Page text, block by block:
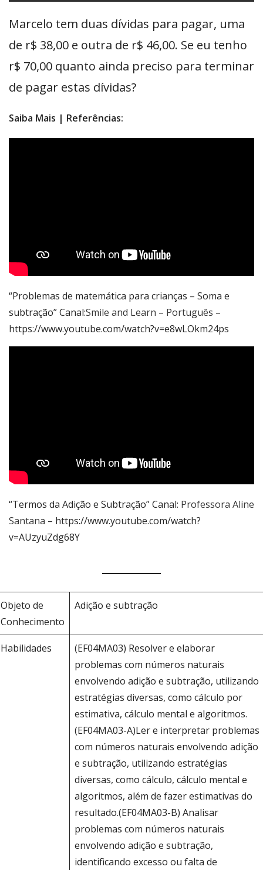
Marcelo tem duas dívidas para pagar, uma
de r$ 38,00 e outra de r$ 46,00. Se eu tenho
r$ 70,00 quanto ainda preciso para terminar
de pagar estas dívidas?
Saiba Mais | Referências:
“Problemas de matemática para crianças – Soma e
subtração” Canal:Smile and Learn – Português –
https://www.youtube.com/watch?v=e8wLOkm24ps
“Termos da Adição e Subtração” Canal: Professora Aline
Santana – https://www.youtube.com/watch?
v=AUzyuZdg68Y
Objeto de
Conhecimento
Adição e subtração
Habilidades
(EF04MA03) Resolver e elaborar
problemas com números naturais
envolvendo adição e subtração, utilizando
estratégias diversas, como cálculo por
estimativa, cálculo mental e algoritmos.
(EF04MA03-A)Ler e interpretar problemas
com números naturais envolvendo adição
e subtração, utilizando estratégias
diversas, como cálculo, cálculo mental e
algoritmos, além de fazer estimativas do
resultado.(EF04MA03-B) Analisar
problemas com números naturais
envolvendo adição e subtração,
identificando excesso ou falta de